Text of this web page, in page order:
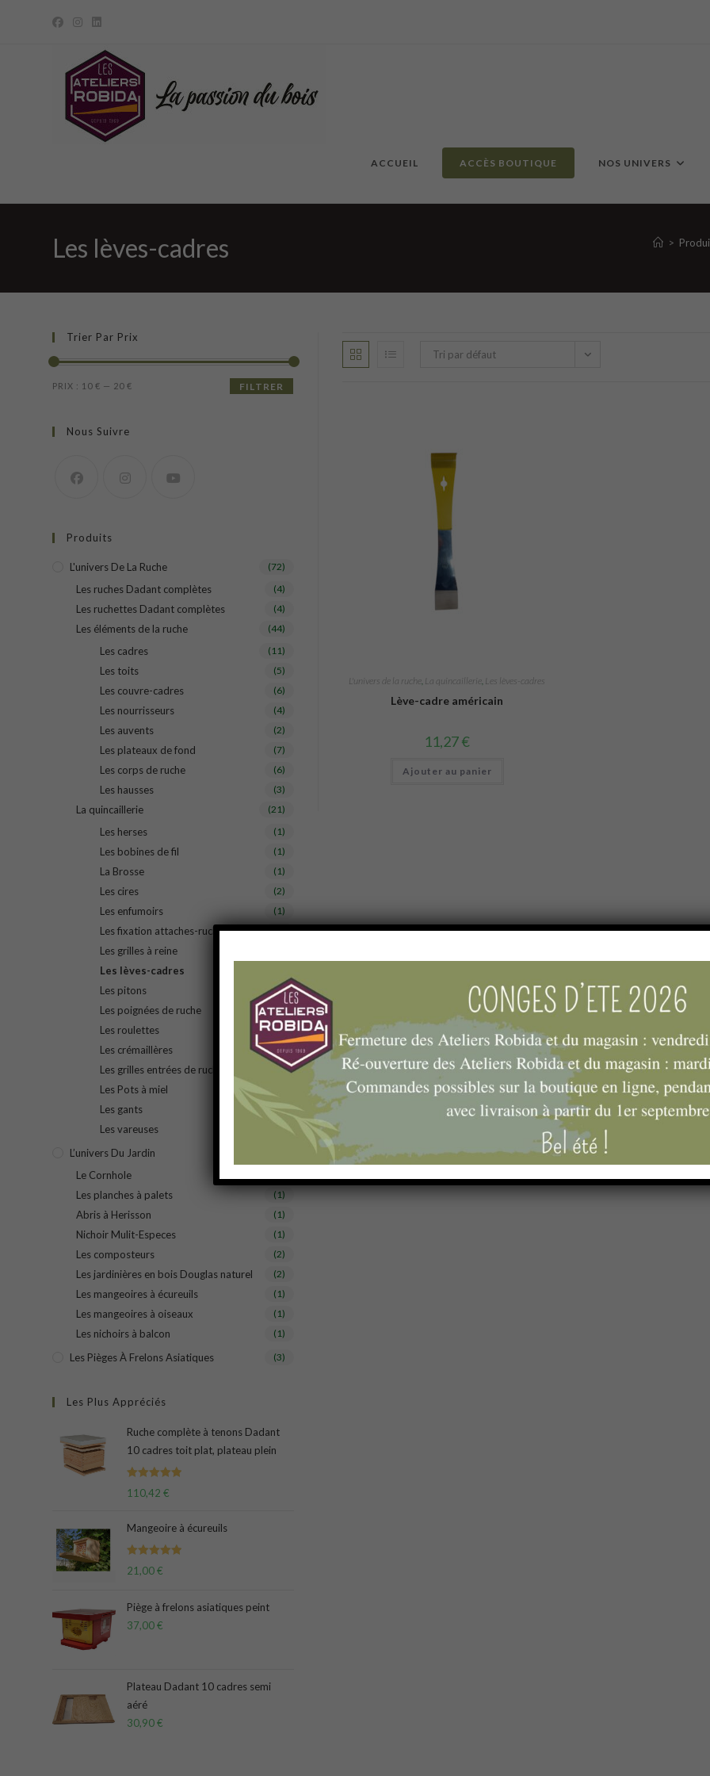
ACCUEIL ACCÈS BOUTIQUE NOS UNIVERS
Les lèves-cadres >
Tri par défaut
L'univers de la ruche, La quincaillerie, Les lèves-cadres
Lève-cadre américain
11,27€
Ajouter au panier
Trier Par Prix
Prix
Prix
FILTRER
PRIX : 10 € — 20 €
Nous Suivre
Produits
L'univers De La Ruche (72)
Les ruches Dadant complètes (4)
Les ruchettes Dadant complètes (4)
Les éléments de la ruche (44)
Les cadres (11)
Les toits (5)
Les couvre-cadres (6)
Les nourrisseurs (4)
Les auvents (2)
Les plateaux de fond (7)
Les corps de ruche (6)
Les hausses (3)
La quincaillerie (21)
Les herses (1)
Les bobines de fil (1)
La Brosse (1)
Les cires (2)
Les enfumoirs (1)
Les fixation attaches-ruche (1)
Les grilles à reine
Les lèves-cadres
Les pitons (1)
Les poignées de ruche (1)
Les roulettes (1)
Les crémaillères (1)
Les grilles entrées de ruche (1)
Les Pots à miel
Les gants (2)
Les vareuses (1)
L’univers Du Jardin
Le Cornhole
Les planches à palets (1)
Abris à Herisson (1)
Nichoir Mulit-Especes (1)
Les composteurs (2)
Les jardinières en bois Douglas naturel (2)
Les mangeoires à écureuils (1)
Les mangeoires à oiseaux (1)
Les nichoirs à balcon (1)
Les Pièges À Frelons Asiatiques (3)
Les Plus Appréciés
Ruche complète à tenons Dadant
10 cadres toit plat, plateau plein
Note
5.00
110,42€
Mangeoire à écureuils
Note5.00
21,00€
Piège à frelons asiatiques peint
37,00€
Plateau Dadant 10 cadres semi
aéré
30,90€